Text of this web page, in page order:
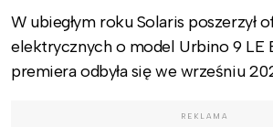
W ubiegłym roku Solaris poszerzył
elektrycznych o model Urbino 9 LE
premiera odbyła się we wrześniu
REKLAMA